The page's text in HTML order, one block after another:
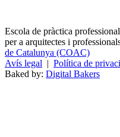
Escola de pràctica
per a arquitectes i
de Catalunya (COAC)
Avís legal | Política de
Baked by: Digital Bakers